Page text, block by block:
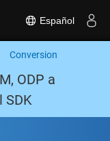
Español
Conversion
ODP a
SDK